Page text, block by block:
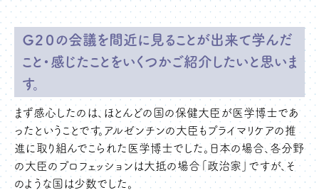
Ｇ２０の会議を間近に見ることが出来て学んだ
こと・感じたことをいくつかご紹介したいと思いま
す。
まず感心したのは、ほとんどの国の保健大臣が医学博士であ
ったということです。アルゼンチンの大臣もプライマリケアの推
進に取り組んでこられた医学博士でした。日本の場合、各分野
の大臣のプロフェッションは大抵の場合「政治家」ですが、そ
のような国は少数でした。